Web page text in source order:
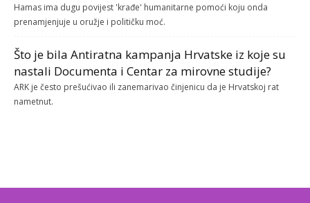
Hamas ima dugu povijest 'krađe' humanitarne pomoći koju onda
prenamjenjuje u oružje i političku moć.
Što je bila Antiratna kampanja Hrvatske iz koje su
nastali Documenta i Centar za mirovne studije?
ARK je često prešućivao ili zanemarivao činjenicu da je Hrvatskoj rat
nametnut.